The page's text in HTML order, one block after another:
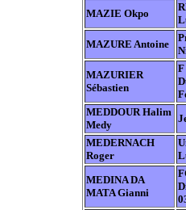
MAZIE Okpo
MAZURE Antoine
MAZURIER
Sébastien
F
MEDDOUR Halim
Medy
MEDERNACH
Roger
MEDINA DA
MATA Gianni